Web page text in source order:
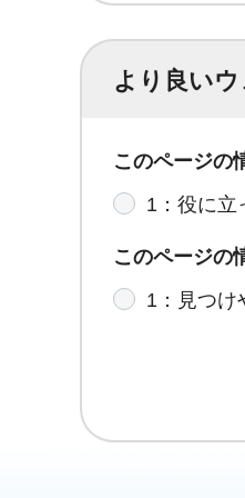
より良い
このページの
1：役に立
このページの
1：見つけ